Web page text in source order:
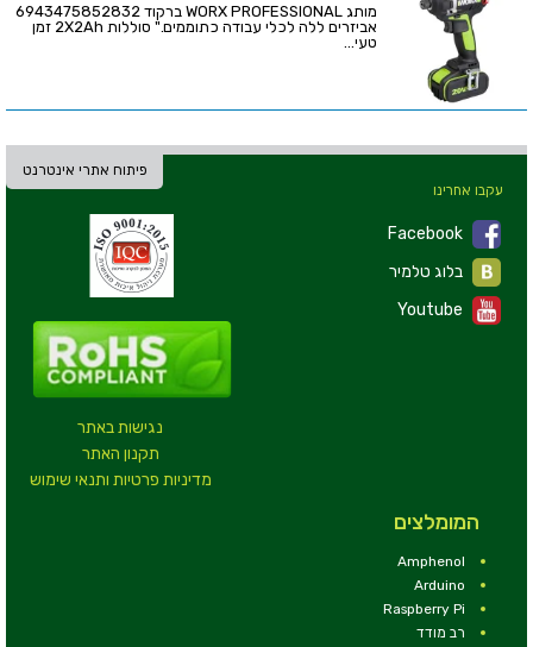
מותג WORX PROFESSIONAL ברקוד 6943475852832
אביזרים ללה לכלי עבודה כתוממים." סוללות 2X2Ah זמן
טעי...
פיתוח אתרי אינטרנט
נגישות באתר
תקנון האתר
מדיניות פרטיות ותנאי שימוש
עקבו אחרינו
Facebook
Youtube
המומלצים
Amphenol
Arduino
Raspberry Pi
רב מודד